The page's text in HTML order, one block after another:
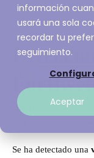
información
usará una sola
recordar tu
seguimiento.
Aceptar
Alertas A3Sec
Se ha detectado una